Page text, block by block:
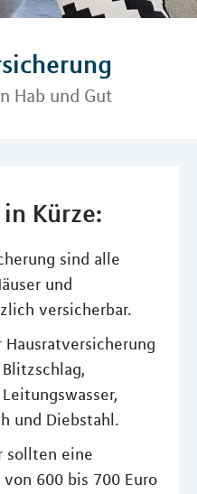
Hab und Gut
Kürze:
sind alle
und
versicherbar.
Hausratversicherung
und Diebstahl.
sollten eine
600 bis 700 Euro